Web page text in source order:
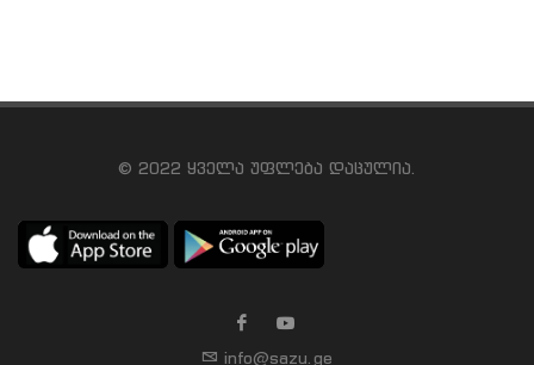
© 2022 ყველა უფლება დაცულია.
info@sazu.ge